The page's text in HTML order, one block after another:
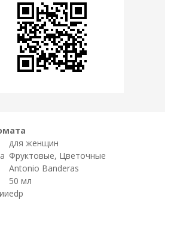
для женщин
Фруктовые, Цветочные
Antonio Banderas
50 мл
edp